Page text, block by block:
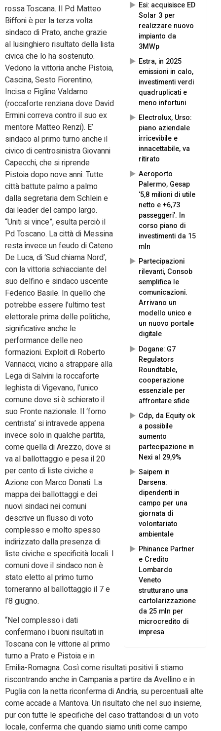
Esi: acquisisce ED
Solar 3 per
realizzare nuovo
impianto da
3MWp
Estra, in 2025
emissioni in calo,
investimenti verdi
quadruplicati e
meno infortuni
Electrolux, Urso:
piano aziendale
irricevibile e
innacettabile, va
ritirato
Aeroporto
Palermo, Gesap
‘5,8 milioni di utile
netto e +6,73
passeggeri’. In
corso piano di
investimenti da 15
mln
Partecipazioni
rilevanti, Consob
semplifica le
comunicazioni.
Arrivano un
modello unico e
un nuovo portale
digitale
Dogane: G7
Regulators
Roundtable,
cooperazione
essenziale per
affrontare sfide
Cdp, da Equity ok
a possibile
aumento
partecipazione in
Nexi al 29,9%
Saipem in
Darsena:
dipendenti in
campo per una
giornata di
volontariato
ambientale
Phinance Partner
e Credito
Lombardo
Veneto
strutturano una
cartolarizzazione
da 25 mln per
microcredito di
impresa
rossa Toscana. Il Pd Matteo
Biffoni è per la terza volta
sindaco di Prato, anche grazie
al lusinghiero risultato della lista
civica che lo ha sostenuto.
Vedono la vittoria anche Pistoia,
Cascina, Sesto Fiorentino,
Incisa e Figline Valdarno
(roccaforte renziana dove David
Ermini correva contro il suo ex
mentore Matteo Renzi). E’
sindaco al primo turno anche il
civico di centrosinistra Giovanni
Capecchi, che si riprende
Pistoia dopo nove anni. Tutte
città battute palmo a palmo
dalla segretaria dem Schlein e
dai leader del campo largo.
“Uniti si vince”, esulta perciò il
Pd Toscano. La città di Messina
resta invece un feudo di Cateno
De Luca, di ‘Sud chiama Nord’,
con la vittoria schiacciante del
suo delfino e sindaco uscente
Federico Basile. In quello che
potrebbe essere l’ultimo test
elettorale prima delle politiche,
significative anche le
performance delle neo
formazioni. Exploit di Roberto
Vannacci, vicino a strappare alla
Lega di Salvini la roccaforte
leghista di Vigevano, l’unico
comune dove si è schierato il
suo Fronte nazionale. Il ‘forno
centrista’ si intravede appena
invece solo in qualche partita,
come quella di Arezzo, dove si
va al ballottaggio e pesa il 20
per cento di liste civiche e
Azione con Marco Donati. La
mappa dei ballottaggi e dei
nuovi sindaci nei comuni
descrive un flusso di voto
complesso e molto spesso
indirizzato dalla presenza di
liste civiche e specificità locali. I
comuni dove il sindaco non è
stato eletto al primo turno
torneranno al ballottaggio il 7 e
l’8 giugno.
“Nel complesso i dati
confermano i buoni risultati in
Toscana con le vittorie al primo
turno a Prato e Pistoia e in
Emilia-Romagna. Così come risultati positivi li stiamo
riscontrando anche in Campania a partire da Avellino e in
Puglia con la netta riconferma di Andria, su percentuali alte
come accade a Mantova. Un risultato che nel suo insieme,
pur con tutte le specifiche del caso trattandosi di un voto
locale, conferma che quando siamo uniti come campo